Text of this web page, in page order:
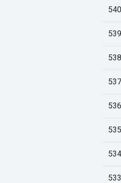
540
539
538
537
536
535
534
533